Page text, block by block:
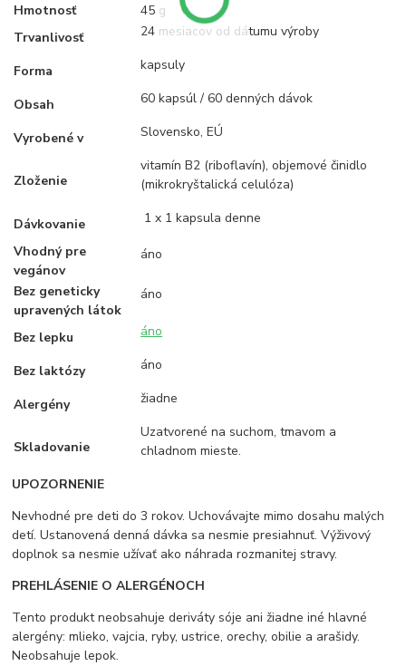
Hmotnosť
45 g
Trvanlivosť
24 mesiacov od dátumu výroby
Forma kapsuly
Obsah 60 kapsúl / 60 denných dávok
Vyrobené v Slovensko, EÚ
Zloženie
vitamín B2 (riboflavín), objemové činidlo
(mikrokryštalická celulóza)
Dávkovanie
1 x 1 kapsula denne
Vhodný pre
vegánov
áno
Bez geneticky
upravených látok
áno
Bez lepku áno
Bez laktózy áno
Alergény žiadne
Skladovanie
Uzatvorené na suchom, tmavom a
chladnom mieste.
UPOZORNENIE
Nevhodné pre deti do 3 rokov. Uchovávajte mimo dosahu malých
detí. Ustanovená denná dávka sa nesmie presiahnuť. Výživový
doplnok sa nesmie užívať ako náhrada rozmanitej stravy.
PREHLÁSENIE O ALERGÉNOCH
Tento produkt neobsahuje deriváty sóje ani žiadne iné hlavné
alergény: mlieko, vajcia, ryby, ustrice, orechy, obilie a arašidy.
Neobsahuje lepok.